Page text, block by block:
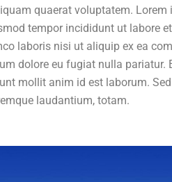
quaerat voluptatem. Lorem
tempor incididunt ut labore
laboris nisi ut aliquip ex ea
dolore eu fugiat nulla
mollit anim id est laborum.
laudantium, totam.